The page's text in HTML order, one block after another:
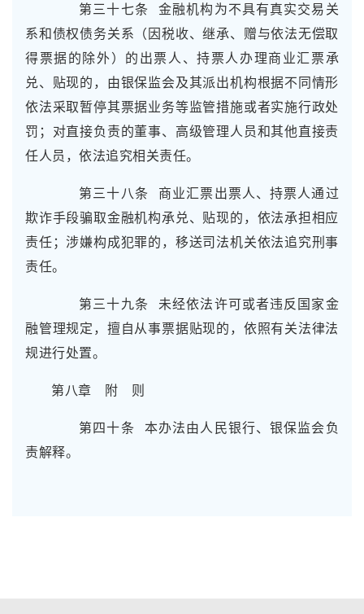
第三十七条 金融机构为不具有真实交易关
系和债权债务关系（因税收、继承、赠与依法无偿取
得票据的除外）的出票人、持票人办理商业汇票承
兑、贴现的，由银保监会及其派出机构根据不同情形
依法采取暂停其票据业务等监管措施或者实施行政处
罚；对直接负责的董事、高级管理人员和其他直接责
任人员，依法追究相关责任。
第三十八条 商业汇票出票人、持票人通过
欺诈手段骗取金融机构承兑、贴现的，依法承担相应
责任；涉嫌构成犯罪的，移送司法机关依法追究刑事
责任。
第三十九条 未经依法许可或者违反国家金
融管理规定，擅自从事票据贴现的，依照有关法律法
规进行处置。
第八章 附 则
第四十条 本办法由人民银行、银保监会负
责解释。